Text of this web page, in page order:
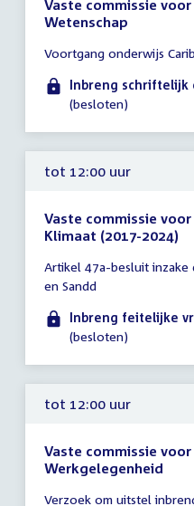
Vaste commissie
Wetenschap
vergadering
tot
10:00
Voortgang onderwijs
Inbreng schriftelijk
(besloten)
tot 12:00 uur
Vaste commissie
Klimaat (2017-2024)
vergadering
tot
12:00
uur
Artikel 47a-besluit inzake
en Sandd
Inbreng feitelijke
(besloten)
tot 12:00 uur
Vaste commissie
Werkgelegenheid
Verzoek om uitstel